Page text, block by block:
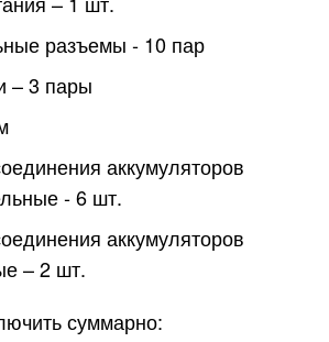
разъемы ‑ 10 пар
– 3 пары
аккумуляторов
‑ 6 шт.
аккумуляторов
– 2 шт.
суммарно: